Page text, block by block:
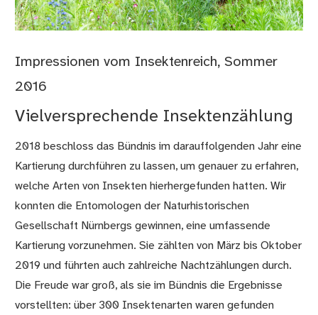
Impressionen vom Insektenreich, Sommer
2016
Vielversprechende Insektenzählung
2018 beschloss das Bündnis im darauffolgenden Jahr eine
Kartierung durchführen zu lassen, um genauer zu erfahren,
welche Arten von Insekten hierhergefunden hatten. Wir
konnten die Entomologen der Naturhistorischen
Gesellschaft Nürnbergs gewinnen, eine umfassende
Kartierung vorzunehmen. Sie zählten von März bis Oktober
2019 und führten auch zahlreiche Nachtzählungen durch.
Die Freude war groß, als sie im Bündnis die Ergebnisse
vorstellten: über 300 Insektenarten waren gefunden